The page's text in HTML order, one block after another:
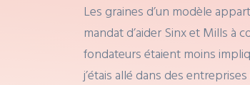
Les graines d’un modèle
mandat d’aider Sinx et Mills à
fondateurs étaient moins
j’étais allé dans des